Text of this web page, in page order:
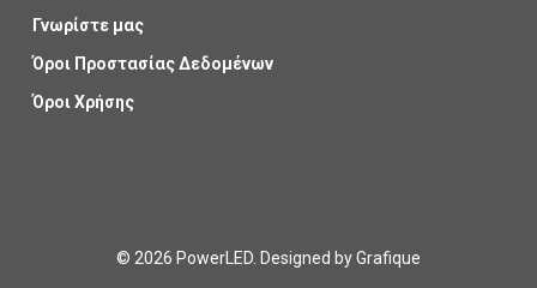
Γνωρίστε μας
Όροι Προστασίας Δεδομένων
Όροι Χρήσης
© 2026 PowerLED. Designed byGrafique